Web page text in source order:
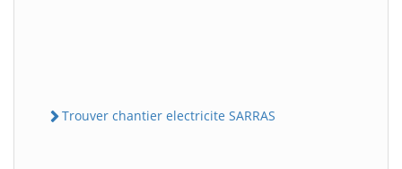
Trouver chantier electricite SARRAS